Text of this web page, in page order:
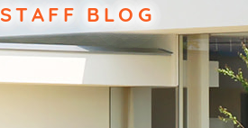
STAFF BLOG